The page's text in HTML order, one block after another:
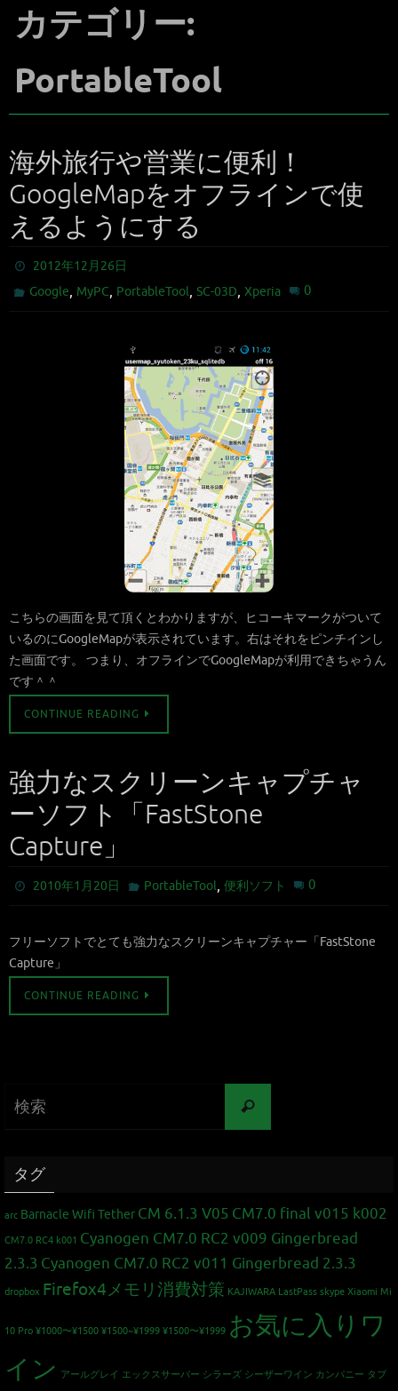
カテゴリー:
PortableTool
海外旅行や営業に便利！
GoogleMapをオフラインで使
えるようにする
2012年12月26日
Google, MyPC, PortableTool,SC-03D,Xperia 0
こちらの画面を見て頂くとわかりますが、ヒコーキマークがついて
いるのにGoogleMapが表示されています。右はそれをピンチインし
た画面です。 つまり、オフラインでGoogleMapが利用できちゃうん
です＾＾
CONTINUE READING
強力なスクリーンキャプチャ
ーソフト「FastStone
Capture」
2010年1月20日 PortableTool, 便利ソフト 0
フリーソフトでとても強力なスクリーンキャプチャー「FastStone
Capture」
CONTINUE READING
タグ
arc Barnacle Wifi Tether CM 6.1.3 V05 CM7.0 final v015 k002
CM7.0 RC4 k001 Cyanogen CM7.0 RC2 v009 Gingerbread
2.3.3 Cyanogen CM7.0 RC2 v011 Gingerbread 2.3.3
dropbox Firefox4メモリ消費対策 KAJIWARA LastPass skype Xiaomi Mi
10 Pro ¥1000〜¥1500 ¥1500~¥1999 ¥1500〜¥1999 お気に入りワ
イン アールグレイ エックスサーバー シラーズ シーザーワイン カンパニー タブ